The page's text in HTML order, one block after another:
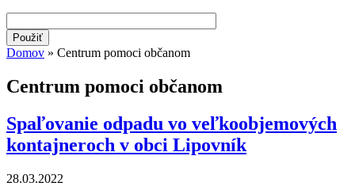
Domov » Centrum pomoci občanom
Centrum pomoci občanom
Spaľovanie odpadu vo veľkoobjemových
kontajneroch v obci Lipovník
28.03.2022